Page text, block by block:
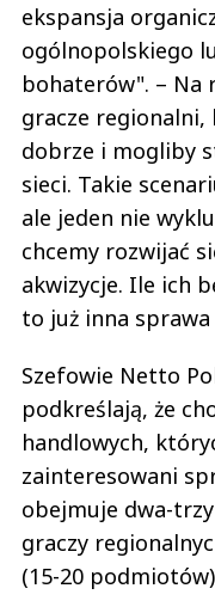
ekspansja
ogólnopolskiego
bohaterów". – Na
gracze
dobrze i mogliby
sieci. Takie
ale jeden nie
chcemy rozwijać
akwizycje. Ile ich
to już inna sprawa
Szefowie Netto
podkreślają, że
handlowych,
zainteresowani
obejmuje dwa-
graczy
(15-20